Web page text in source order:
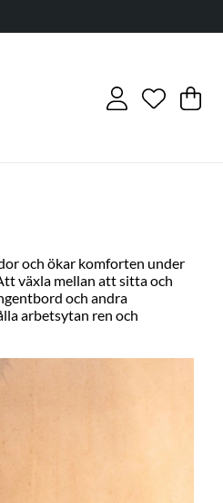
Antal i
. .
och ökar komforten under
växla mellan att sitta och
och andra
arbetsytan ren och